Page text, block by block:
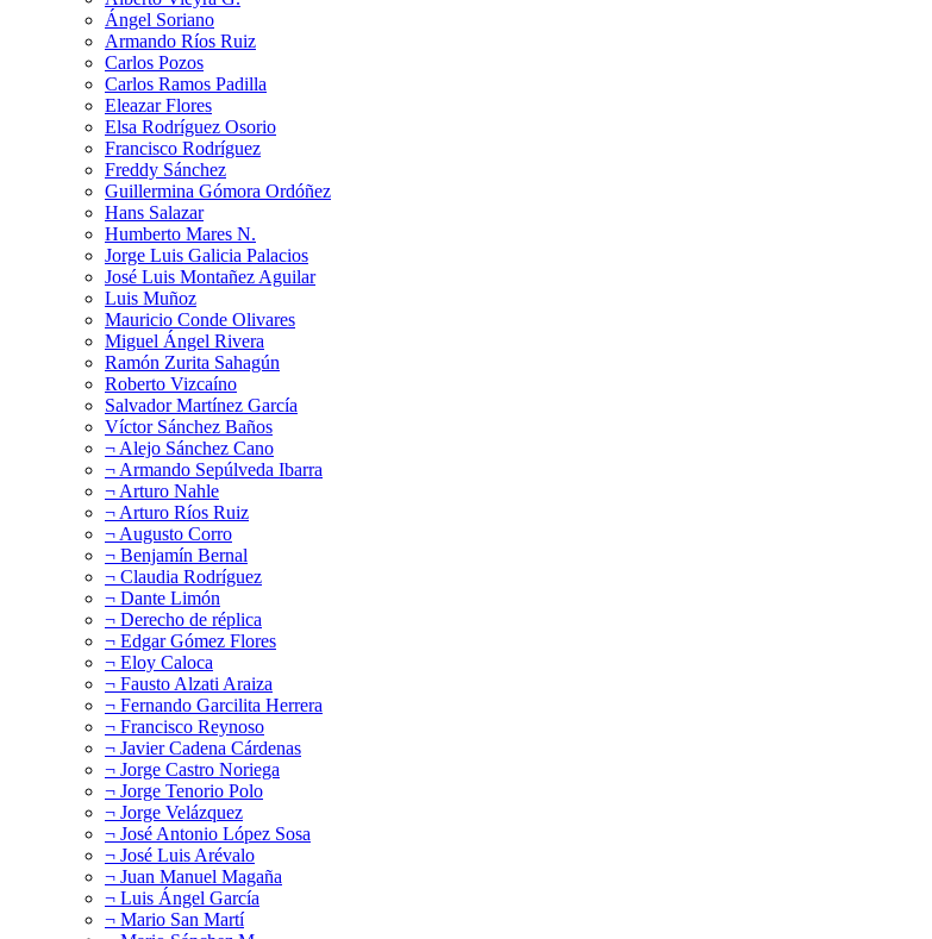
Ángel Soriano
Armando Ríos Ruiz
Carlos Pozos
Carlos Ramos Padilla
Eleazar Flores
Elsa Rodríguez Osorio
Francisco Rodríguez
Freddy Sánchez
Guillermina Gómora Ordóñez
Hans Salazar
Humberto Mares N.
Jorge Luis Galicia Palacios
José Luis Montañez Aguilar
Luis Muñoz
Mauricio Conde Olivares
Miguel Ángel Rivera
Ramón Zurita Sahagún
Roberto Vizcaíno
Salvador Martínez García
Víctor Sánchez Baños
¬ Alejo Sánchez Cano
¬ Armando Sepúlveda Ibarra
¬ Arturo Nahle
¬ Arturo Ríos Ruiz
¬ Augusto Corro
¬ Benjamín Bernal
¬ Claudia Rodríguez
¬ Dante Limón
¬ Derecho de réplica
¬ Edgar Gómez Flores
¬ Eloy Caloca
¬ Fausto Alzati Araiza
¬ Fernando Garcilita Herrera
¬ Francisco Reynoso
¬ Javier Cadena Cárdenas
¬ Jorge Castro Noriega
¬ Jorge Tenorio Polo
¬ Jorge Velázquez
¬ José Antonio López Sosa
¬ José Luis Arévalo
¬ Juan Manuel Magaña
¬ Luis Ángel García
¬ Mario San Martí